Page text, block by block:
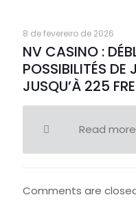
8 de fevereiro de 2026
NV CASINO :
POSSIBILITÉS DE
JUSQU’À 225
Read more
Comments are